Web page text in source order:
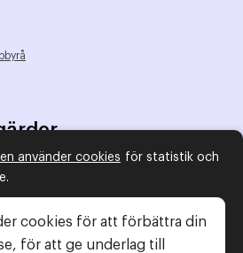
använder cookies för statistik och
cookies för att förbättra din
för att ge underlag till